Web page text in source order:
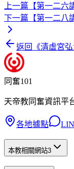
上一篇 【第一二六
下一篇 【第一二
返回《清虛宮
同奮101
天帝教同奮資訊平
各地據點
本教相關網站3